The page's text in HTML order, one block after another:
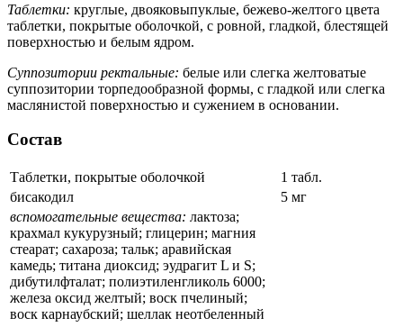
Таблетки: круглые, двояковыпуклые, бежево-желтого цвета
таблетки, покрытые оболочкой, с ровной, гладкой, блестящей
поверхностью и белым ядром.
Суппозитории ректальные: белые или слегка желтоватые
суппозитории торпедообразной формы, с гладкой или слегка
маслянистой поверхностью и сужением в основании.
Состав
Таблетки, покрытые оболочкой
1 табл.
бисакодил
5 мг
вспомогательные вещества: лактоза;
крахмал кукурузный; глицерин; магния
стеарат; сахароза; тальк; аравийская
камедь; титана диоксид; эудрагит L и S;
дибутилфталат; полиэтиленгликоль 6000;
железа оксид желтый; воск пчелиный;
воск карнаубский; шеллак неотбеленный